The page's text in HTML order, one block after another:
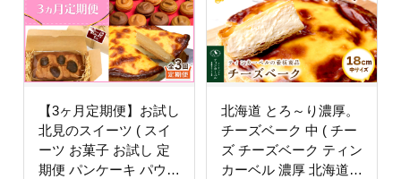
【3ヶ月定期便】お試し
北見のスイーツ ( スイ
ーツ お菓子 お試し 定
期便 パンケーキ パウン
北海道 とろ～り濃厚。
チーズベーク 中 ( チー
ズ チーズベーク ティン
カーベル 濃厚 北海道